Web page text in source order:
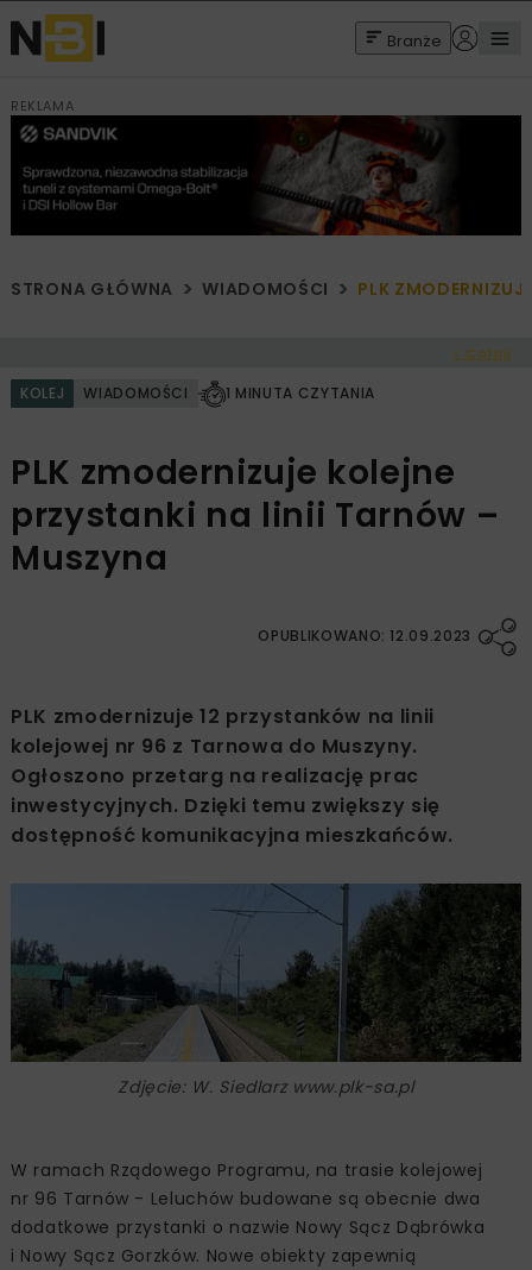
Branże
REKLAMA
STRONA GŁÓWNA WIADOMOŚCI PLK
< Cofnij
KOLEJ WIADOMOŚCI 1 MINUTA CZYTANIA
PLK zmodernizuje kolejne
przystanki na linii Tarnów –
Muszyna
OPUBLIKOWANO: 12.09.2023
PLK zmodernizuje 12 przystanków na linii
kolejowej nr 96 z Tarnowa do Muszyny.
Ogłoszono przetarg na realizację prac
inwestycyjnych. Dzięki temu zwiększy się
dostępność komunikacyjna mieszkańców.
Zdjęcie: W. Siedlarz www.plk-sa.pl
W ramach Rządowego Programu, na trasie kolejowej
nr 96 Tarnów - Leluchów budowane są obecnie dwa
dodatkowe przystanki o nazwie Nowy Sącz Dąbrówka
i Nowy Sącz Gorzków. Nowe obiekty zapewnią